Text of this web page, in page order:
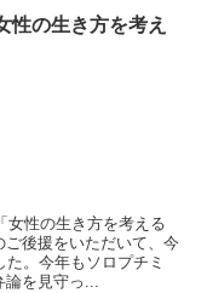
性の生き方を考え
女性の生き方を考える
後援をいただいて、今
。今年もソロプチミ
論を見守っ...